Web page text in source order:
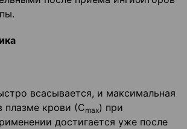
всасывается, и максимальная
плазме крови (Сmax) при
достигается уже после